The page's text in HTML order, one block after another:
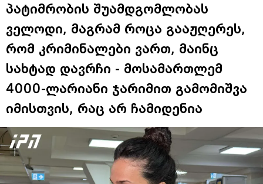
პატიმრობის შუამდგომლობას
ველოდი, მაგრამ როცა გააჟღერეს,
რომ კრიმინალები ვართ, მაინც
სახტად დავრჩი - მოსამართლემ
4000-ლარიანი ჯარიმით გამომიშვა
იმისთვის, რაც არ ჩამიდენია